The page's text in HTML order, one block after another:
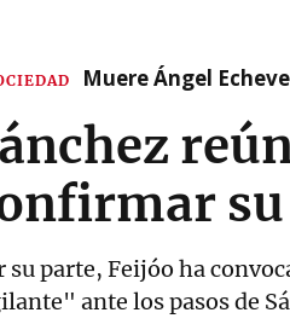
Muere Ángel
su parte, Feijóo ha
ante los pasos de